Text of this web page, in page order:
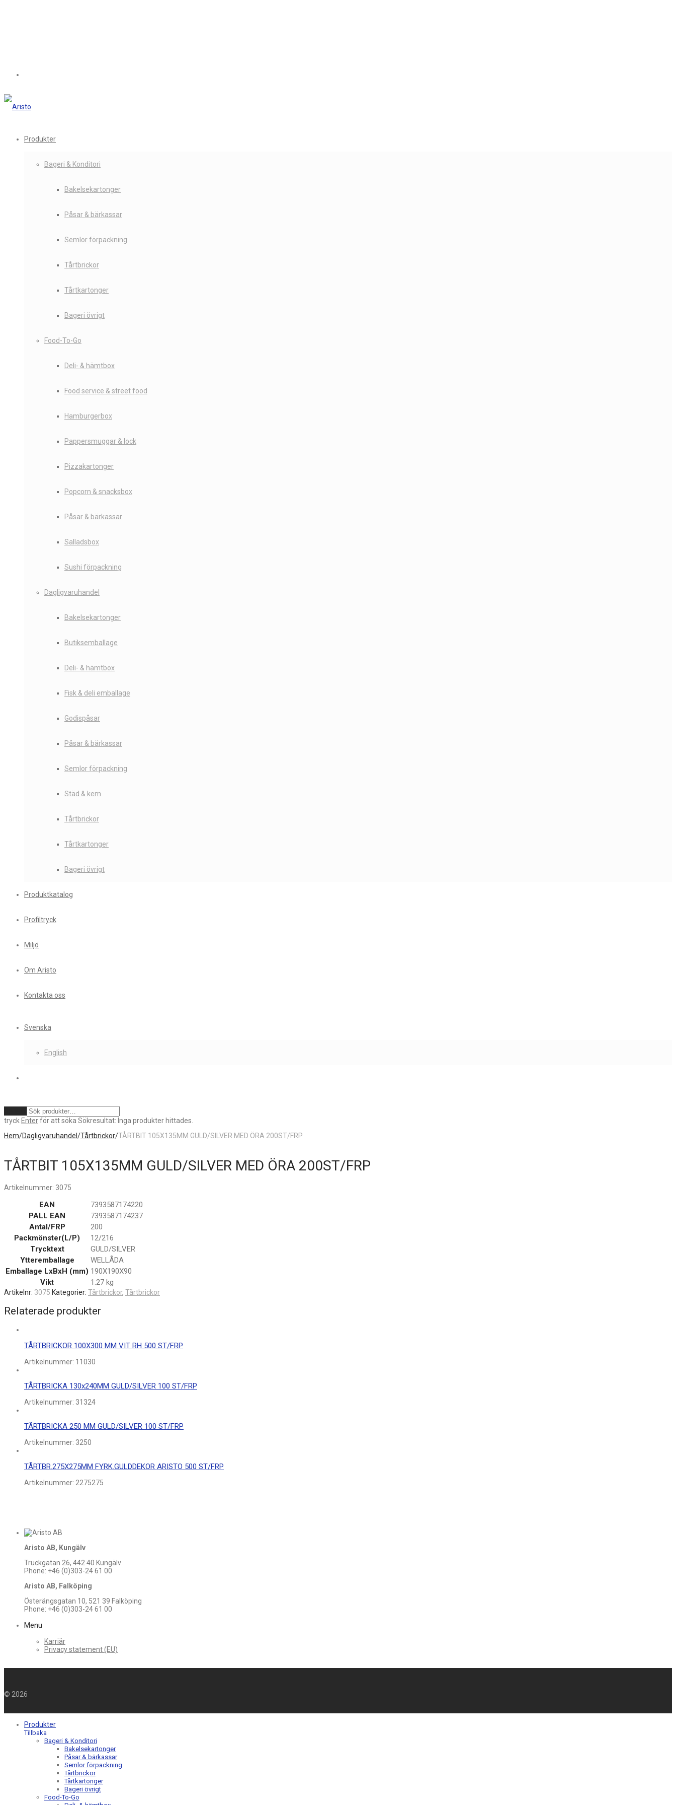
Produkter
Bageri & Konditori
Bakelsekartonger
Påsar & bärkassar
Semlor förpackning
Tårtbrickor
Tårtkartonger
Bageri övrigt
Food-To-Go
Deli- & hämtbox
Food service & street food
Hamburgerbox
Pappersmuggar & lock
Pizzakartonger
Popcorn & snacksbox
Påsar & bärkassar
Salladsbox
Sushi förpackning
Dagligvaruhandel
Bakelsekartonger
Butiksemballage
Deli- & hämtbox
Fisk & deli emballage
Godispåsar
Påsar & bärkassar
Semlor förpackning
Städ & kem
Tårtbrickor
Tårtkartonger
Bageri övrigt
Produktkatalog
Profiltryck
Miljö
Om Aristo
Kontakta oss
Svenska
English
tryck Enterför att söka Sökresultat: Inga produkter hittades.
Hem/Dagligvaruhandel /Tårtbrickor/TÅRTBIT 105X135MM GULD/SILVER MED ÖRA 200ST/FRP
TÅRTBIT 105X135MM GULD/SILVER MED ÖRA 200ST/FRP
Artikelnummer: 3075
EAN
7393587174220
PALL EAN
7393587174237
Antal/FRP
200
Packmönster(L/P)
12/216
Trycktext
GULD/SILVER
Ytteremballage
WELLÅDA
Emballage LxBxH (mm) 190X190X90
Vikt
1.27 kg
Artikelnr: 3075 Kategorier: Tårtbrickor, Tårtbrickor
Relaterade produkter
TÅRTBRICKOR 100X300 MM VIT RH 500 ST/FRP
Artikelnummer: 11030
TÅRTBRICKA 130x240MM GULD/SILVER 100 ST/FRP
Artikelnummer: 31324
TÅRTBRICKA 250 MM GULD/SILVER 100 ST/FRP
Artikelnummer: 3250
TÅRTBR.275X275MM FYRK.GULDDEKOR ARISTO 500 ST/FRP
Artikelnummer: 2275275
Aristo AB, Kungälv
Truckgatan 26, 442 40 Kungälv
Phone: +46 (0)303-24 61 00
Aristo AB, Falköping
Österängsgatan 10, 521 39 Falköping
Phone: +46 (0)303-24 61 00
Menu
Karriär
Privacy statement (EU)
© 2026
Produkter
Tillbaka
Bageri & Konditori
Bakelsekartonger
Påsar & bärkassar
Semlor förpackning
Tårtbrickor
Tårtkartonger
Bageri övrigt
Food-To-Go